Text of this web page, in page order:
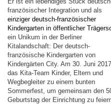
französischer Integration und als
einziger deutsch-französischer
Kindergarten in öffentlicher
ein Unikum in der Berliner
Kitalandschaft: Der deutsch-
französische Kindergarten von
Kindergärten City. Am 30. Juni
das Kita-Team Kinder, Eltern und
Wegbegleiter zu einem bunten
Sommerfest, um gemeinsam den
Geburtstag der Einrichtung zu